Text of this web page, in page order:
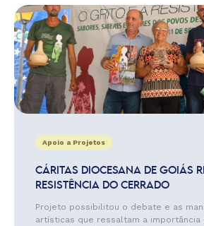
Apoio a Projetos
CÁRITAS DIOCESANA DE GOIÁS
RESISTÊNCIA DO CERRADO
Projeto possibilitou o debate e as
artísticas que ressaltam a importância